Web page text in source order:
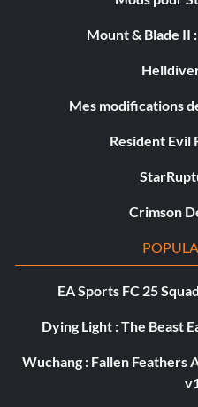
Mount & Blade II
Mes modifications
Resident Evil
Crimson
EA Sports FC 25
Dying Light : The Beast
Wuchang : Fallen Feathers